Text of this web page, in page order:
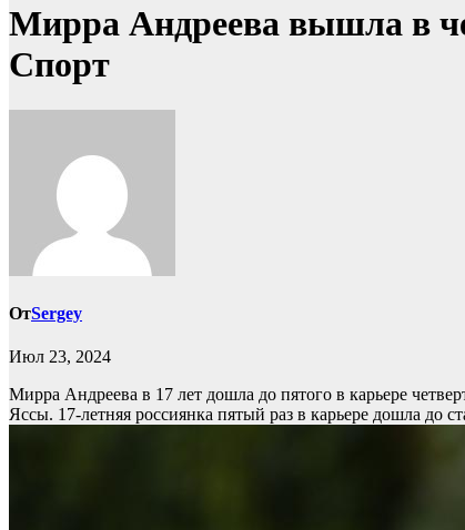
Мирра Андреева вышла в
Спорт
ОтSergey
Июл 23, 2024
Мирра Андреева в 17 лет дошла до пятого в карьере
Яссы. 17-летняя россиянка пятый раз в карьере дошла до